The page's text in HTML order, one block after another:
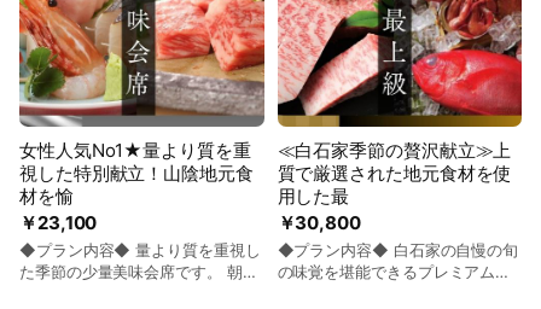
――――――――――――――
【朝夜ともにプライベート空間で
の食事をお約束】 創業300年以上
の歴史を誇る老舗宿「白石家」の
味と伝統を受け継いだ 料理長自ら
が選び抜いた地元山陰のブランド
食材を使用した特別献立をご用
意。 食を愉しむ宿でこだわりの
品々をご堪能ください。 ゆったり
と安らぎのひと時を過ごせる大人
の時間をお約束します。 スタッフ
の入室を控えめにした料理提供で
おもてなしいたします。 【夕食後
イニングでご準備いたします。 ・
ご朝食は全席禁煙のダイニングで
バイキング料理をご用意いたしま
す。 ・8大アレルゲンに限り、ア
レルギー対応いたします。 ※宿泊
当日のアレルギー対応のご要望に
はお応え出来ません。 ◆公共交通
機関をご利用の方へ◆ ＪＲ玉造温
泉駅または高速玉造バス停までご
到着時刻に合わせて送迎いたしま
す。 次の時間に限定されます。
(14：00～19：00) ◆お車でお越
しの方へ◆ 100台分の駐車場完
共進会で肉質部門優勝を誇る日本
一の黒毛和牛です。 ◆春の花舞会
席お品書き 前菜 彩り前菜3種盛
り 御造 日本海鮮魚厳選4種盛り
蒸物 鯛蓮根饅頭 鍋物 銀鮭と白
菜のクリーム煮 御凌 出雲そば 鉄
板 島根和牛ステーキ 揚物 春の
天婦羅盛り合わせ 留椀 季節のお
吸い物 食事 牛しぐれ煮御飯 香
物 自家製ぬか漬け 水菓子 白石
家特製オレンジブリュレ ※時期に
より食材・器を変更する場合がご
ざいます。 ◆ご朝食について◆
り、はるか上。 食通のあいだで特
に珍重され、「幻の魚」「白身の
トロ」とさえ呼ばれる。 ▼島根和
牛▼ 鮮やかな色合い・きめ細かな
霜降り・風味豊かな味わいと、と
ろけるような食感が特徴。 第12回
全国和牛能力共進会で肉質部門優
勝を誇る日本一の黒毛和牛です。
◆春の花暦会席お品書き 前菜 彩
り前菜5種盛り 御造 日本海鮮魚
特選5種盛り 蒸物 蛤と地野菜の
酒蒸し 焼物 のどぐろの奉書焼き
鉄板 島根和牛ステーキ 揚物 春
￥23,100
女性人気No1★量より質を重
視した特別献立！山陰地元食
材を愉
◆プラン内容◆ 量より質を重視し
た季節の少量美味会席です。 朝に
￥30,800
≪白石家季節の贅沢献立≫上
質で厳選された地元食材を使
用した最
◆プラン内容◆ 白石家の自慢の旬
の味覚を堪能できるプレミアム会